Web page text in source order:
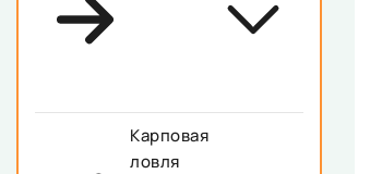
Карповая
ловля